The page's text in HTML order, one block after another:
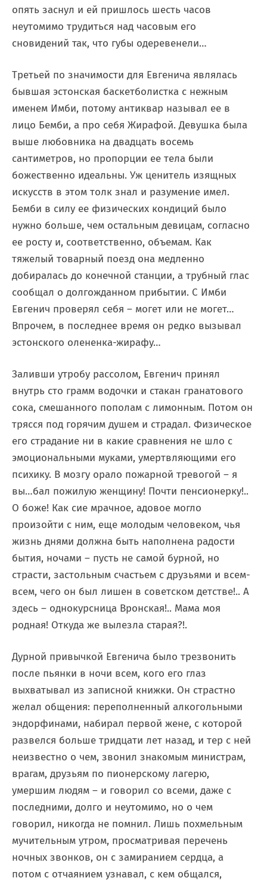
опять заснул и ей пришлось шесть часов
неутомимо трудиться над часовым его
сновидений так, что губы одеревенели…
Третьей по значимости для Евгенича являлась
бывшая эстонская баскетболистка с нежным
именем Имби, потому антиквар называл ее в
лицо Бемби, а про себя Жирафой. Девушка была
выше любовника на двадцать восемь
сантиметров, но пропорции ее тела были
божественно идеальны. Уж ценитель изящных
искусств в этом толк знал и разумение имел.
Бемби в силу ее физических кондиций было
нужно больше, чем остальным девицам, согласно
ее росту и, соответственно, объемам. Как
тяжелый товарный поезд она медленно
добиралась до конечной станции, а трубный глас
сообщал о долгожданном прибытии. С Имби
Евгенич проверял себя – могет или не могет…
Впрочем, в последнее время он редко вызывал
эстонского олененка-жирафу…
Заливши утробу рассолом, Евгенич принял
внутрь сто грамм водочки и стакан гранатового
сока, смешанного пополам с лимонным. Потом он
трясся под горячим душем и страдал. Физическое
его страдание ни в какие сравнения не шло с
эмоциональными муками, умертвляющими его
психику. В мозгу орало пожарной тревогой – я
вы…бал пожилую женщину! Почти пенсионерку!..
О боже! Как сие мрачное, адовое могло
произойти с ним, еще молодым человеком, чья
жизнь днями должна быть наполнена радости
бытия, ночами – пусть не самой бурной, но
страсти, застольным счастьем с друзьями и всем-
всем, чего он был лишен в советском детстве!.. А
здесь – однокурсница Вронская!.. Мама моя
родная! Откуда же вылезла старая?!.
Дурной привычкой Евгенича было трезвонить
после пьянки в ночи всем, кого его глаз
выхватывал из записной книжки. Он страстно
желал общения: переполненный алкогольными
эндорфинами, набирал первой жене, с которой
развелся больше тридцати лет назад, и тер с ней
неизвестно о чем, звонил знакомым министрам,
врагам, друзьям по пионерскому лагерю,
умершим людям – и говорил со всеми, даже с
последними, долго и неутомимо, но о чем
говорил, никогда не помнил. Лишь похмельным
мучительным утром, просматривая перечень
ночных звонков, он с замиранием сердца, а
потом с отчаянием узнавал, с кем общался,